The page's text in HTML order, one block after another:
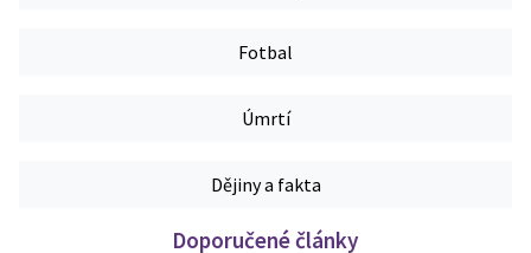
Fotbal
Úmrtí
Dějiny a fakta
Doporučené články